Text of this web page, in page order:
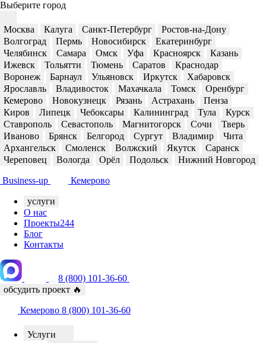
Выберите город
Москва Калуга Санкт-Петербург
Ростов-на-Дону
Волгоград
Пермь Новосибирск
Екатеринбург
Челябинск
Самара Омск Уфа Красноярск
Казань
Ижевск
Тольятти Тюмень Саратов
Краснодар
Воронеж
Барнаул Ульяновск Иркутск
Хабаровск
Ярославль
Владивосток Махачкала Томск
Оренбург
Кемерово
Новокузнецк Рязань Астрахань
Пенза
Киров
Липецк Чебоксары Калининград Тула
Курск
Ставрополь
Севастополь Магнитогорск Сочи
Тверь
Иваново
Брянск Белгород Сургут Владимир
Чита
Архангельск
Смоленск Волжский Якутск
Саранск
Череповец
Вологда Орёл Подольск Нижний Новгород
Business-up Кемерово
услуги
О нас
Проекты244
Блог
Контакты
8 (800) 101-36-60
обсудить проект 🔥
Кемерово 8 (800) 101-36-60
Услуги